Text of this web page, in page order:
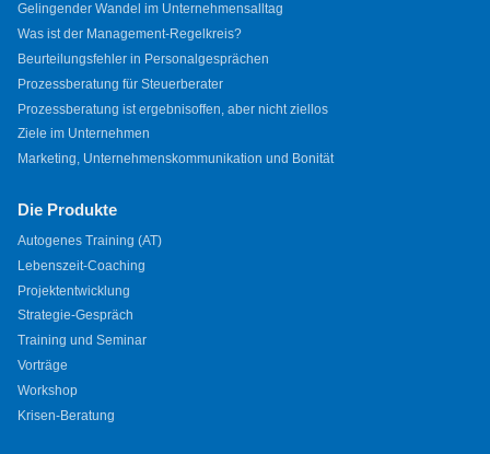
Gelingender Wandel im Unternehmensalltag
Was ist der Management-Regelkreis?
Beurteilungsfehler in Personalgesprächen
Prozessberatung für Steuerberater
Prozessberatung ist ergebnisoffen, aber nicht ziellos
Ziele im Unternehmen
Marketing, Unternehmenskommunikation und Bonität
Die Produkte
Autogenes Training (AT)
Lebenszeit-Coaching
Projektentwicklung
Strategie-Gespräch
Training und Seminar
Vorträge
Workshop
Krisen-Beratung